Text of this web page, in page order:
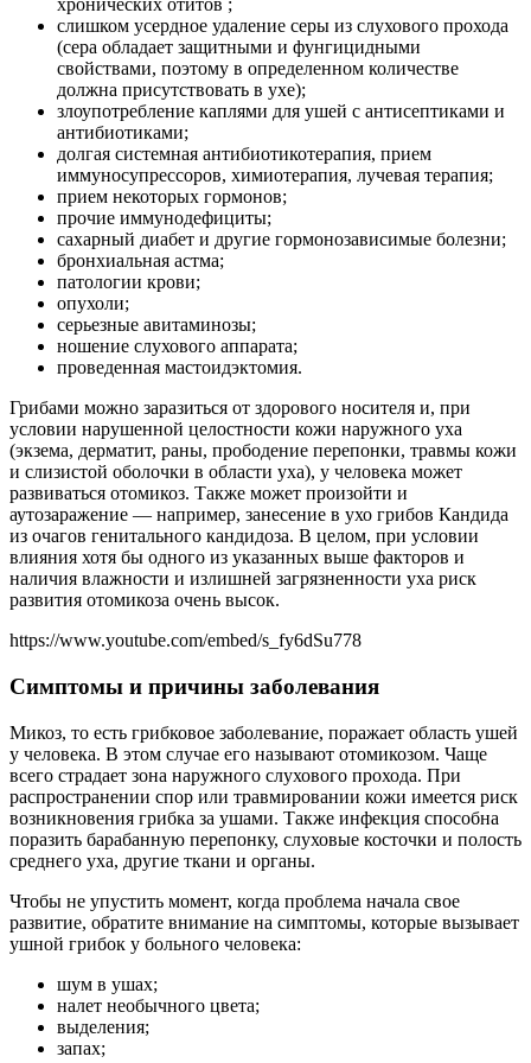
хронических отитов ;
слишком усердное удаление серы из слухового прохода
(сера обладает защитными и фунгицидными
свойствами, поэтому в определенном количестве
должна присутствовать в ухе);
злоупотребление каплями для ушей с антисептиками и
антибиотиками;
долгая системная антибиотикотерапия, прием
иммуносупрессоров, химиотерапия, лучевая терапия;
прием некоторых гормонов;
прочие иммунодефициты;
сахарный диабет и другие гормонозависимые болезни;
бронхиальная астма;
патологии крови;
опухоли;
серьезные авитаминозы;
ношение слухового аппарата;
проведенная мастоидэктомия.
Грибами можно заразиться от здорового носителя и, при
условии нарушенной целостности кожи наружного уха
(экзема, дерматит, раны, прободение перепонки, травмы кожи
и слизистой оболочки в области уха), у человека может
развиваться отомикоз. Также может произойти и
аутозаражение — например, занесение в ухо грибов Кандида
из очагов генитального кандидоза. В целом, при условии
влияния хотя бы одного из указанных выше факторов и
наличия влажности и излишней загрязненности уха риск
развития отомикоза очень высок.
https://www.youtube.com/embed/s_fy6dSu778
Симптомы и причины заболевания
Микоз, то есть грибковое заболевание, поражает область ушей
у человека. В этом случае его называют отомикозом. Чаще
всего страдает зона наружного слухового прохода. При
распространении спор или травмировании кожи имеется риск
возникновения грибка за ушами. Также инфекция способна
поразить барабанную перепонку, слуховые косточки и полость
среднего уха, другие ткани и органы.
Чтобы не упустить момент, когда проблема начала свое
развитие, обратите внимание на симптомы, которые вызывает
ушной грибок у больного человека:
шум в ушах;
налет необычного цвета;
выделения;
запах;